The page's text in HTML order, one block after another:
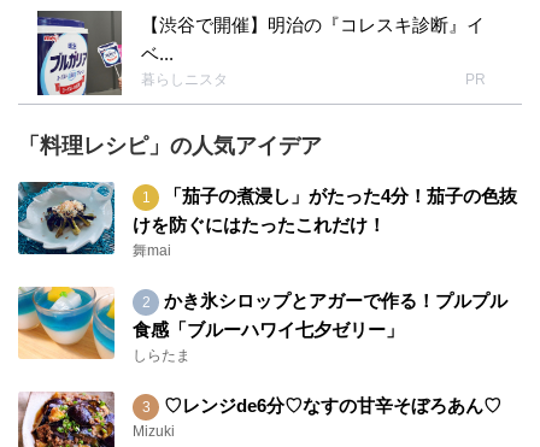
【渋谷で開催】明治の『コレスキ診断』イ
ベ...
暮らしニスタ PR
「料理レシピ」の人気アイデア
「茄子の煮浸し」がたった4分！茄子の色抜
けを防ぐにはたったこれだけ！
舞mai
かき氷シロップとアガーで作る！プルプル
食感「ブルーハワイ七夕ゼリー」
しらたま
♡レンジde6分♡なすの甘辛そぼろあん♡
Mizuki